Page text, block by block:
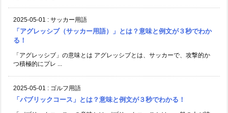
2025-05-01 : サッカー用語
「アグレッシブ（サッカー用語）」とは？意味と例文が３秒でわか
る！
「アグレッシブ」の意味とは アグレッシブとは、サッカーで、攻撃的か
つ積極的にプレ ...
2025-05-01 : ゴルフ用語
「パブリックコース」とは？意味と例文が３秒でわかる！